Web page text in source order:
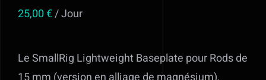
Fonds et sols
MATERIEL AUDIOVISUEL à Valff entre
25,00€/ Jour
Le SmallRig Lightweight Baseplate pour Rods de